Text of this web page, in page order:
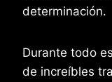
determinación.
Durante todo
de increíbles